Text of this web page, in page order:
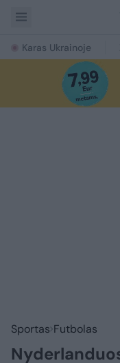
Karas Ukrainoje
Sportas Futbolas